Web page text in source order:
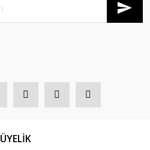
ÜYELİK